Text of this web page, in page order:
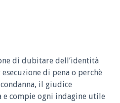
di dubitare dell’identità
di pena o perchè
il giudice
e compie ogni indagine utile